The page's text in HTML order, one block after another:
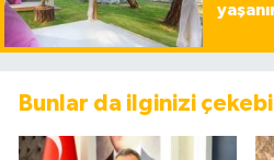
Bunlar da ilginizi